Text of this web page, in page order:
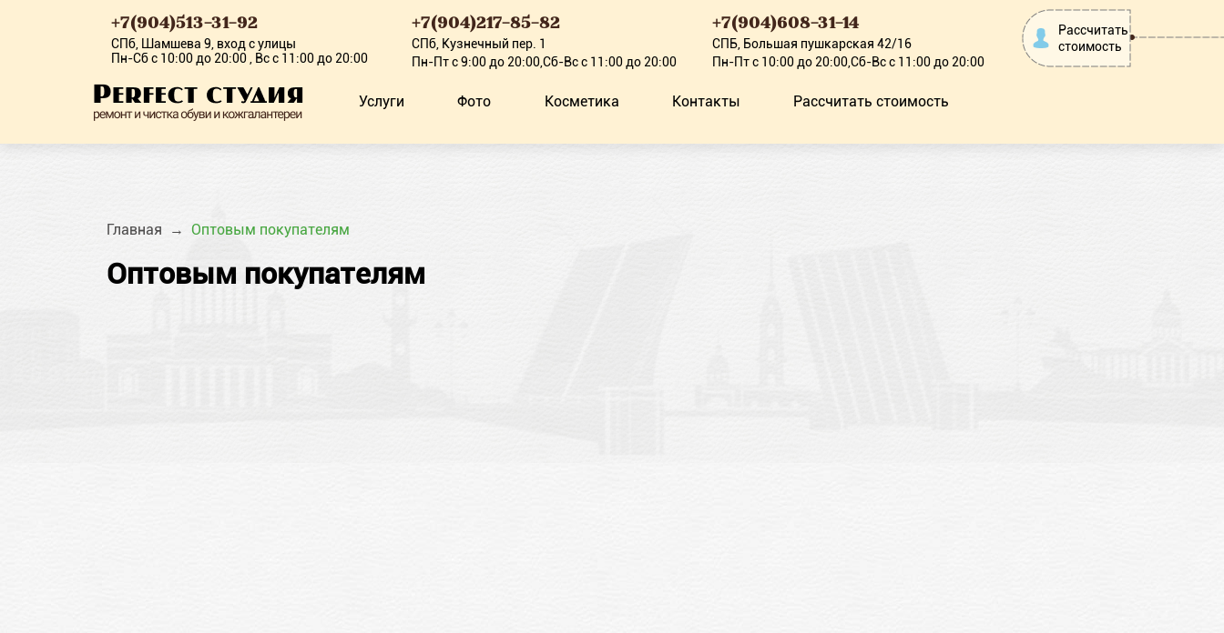
+7(904)513-31-92
СПб, Шамшева 9, вход с улицы
Пн-Сб с 10:00 до 20:00 , Вс с 11:00 до 20:00
+7(904)217-85-82
СПб, Кузнечный пер. 1
Пн-Пт с 9:00 до 20:00,Сб-Вс с 11:00 до 20:00
+7(904)608-31-14
СПБ, Большая пушкарская 42/16
Пн-Пт с 10:00 до 20:00,Сб-Вс с 11:00 до 20:00
Рассчитать
стоимость
Услуги Фото Косметика Контакты Рассчитать стоимость
Главная Оптовым покупателям
Оптовым покупателям